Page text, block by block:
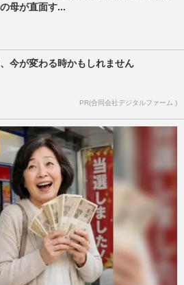
母が直面す...
今が変わる時かもしれません
PR(合同会社デジタルファーム )